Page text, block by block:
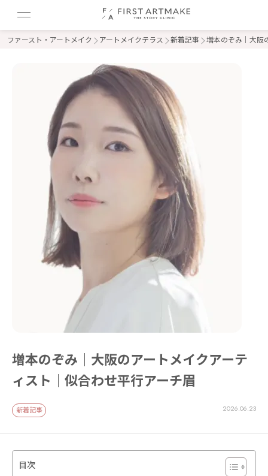
ファースト・アートメイク アートメイクテラス 新着記事 増本のぞみ｜大阪
増本のぞみ｜大阪のアートメイクアーテ
ィスト｜似合わせ平行アーチ眉
新着記事 2026.06.23
目次